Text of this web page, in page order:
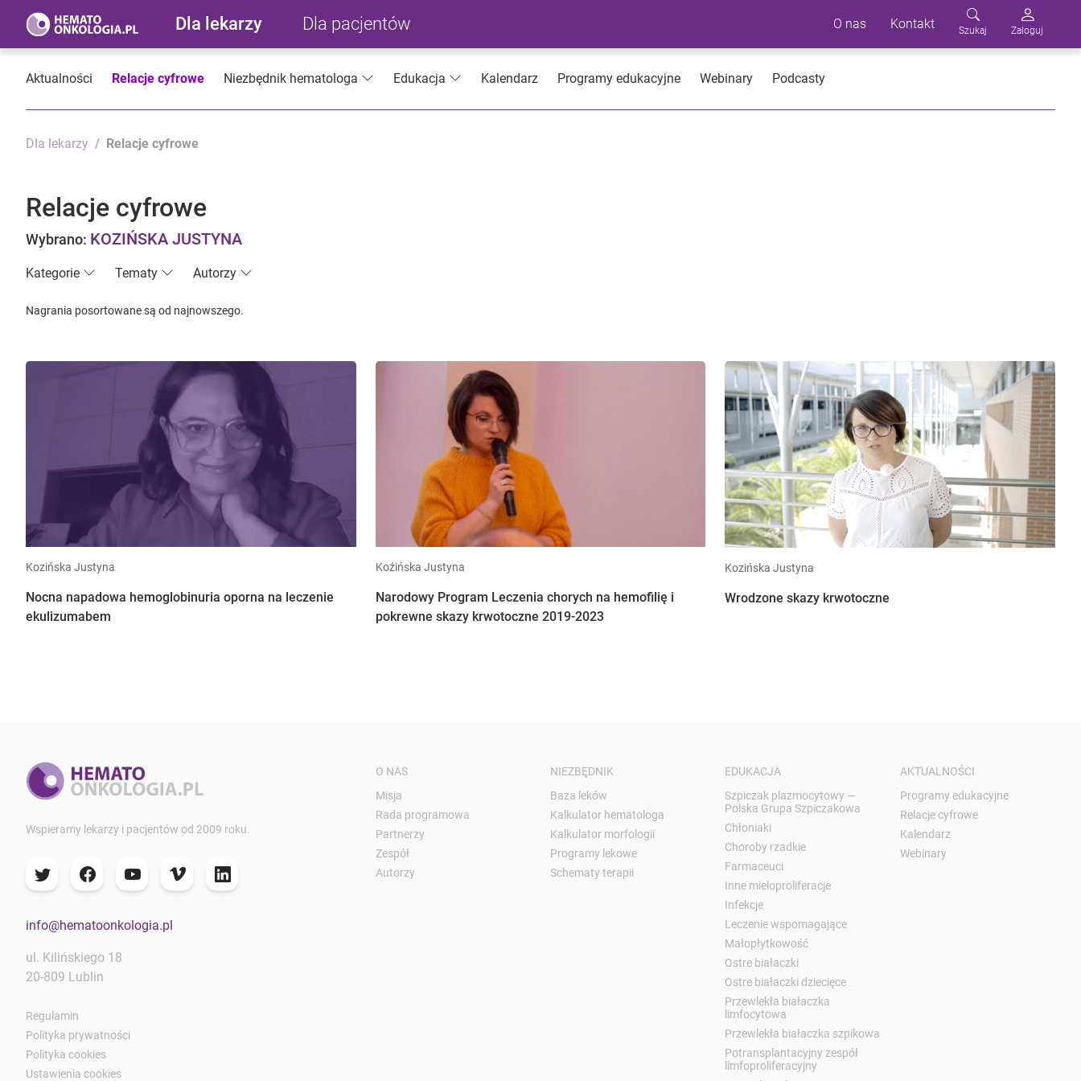
Dla lekarzy Dla pacjentów O nas Kontakt Szukaj Zaloguj
Aktualności Relacje cyfrowe Niezbędnik hematologa Edukacja Kalendarz Programy edukacyjne Webinary Podcasty
Dla lekarzy Relacje cyfrowe
Relacje cyfrowe
Wybrano: KOZIŃSKA JUSTYNA
Kategorie Tematy Autorzy
Nagrania posortowane są od najnowszego.
Kozińska Justyna
Nocna napadowa hemoglobinuria oporna na leczenie
ekulizumabem
Koźińska Justyna
Narodowy Program Leczenia chorych na hemofilię i
pokrewne skazy krwotoczne 2019-2023
Kozińska Justyna
Wrodzone skazy krwotoczne
Wspieramy lekarzy i pacjentów od 2009 roku.
info@hematoonkologia.pl
ul. Kilińskiego 18
20-809 Lublin
Regulamin
Polityka prywatności
Polityka cookies
Ustawienia cookies
O NAS
Misja
Rada programowa
Partnerzy
Zespół
Autorzy
NIEZBĘDNIK
Baza leków
Kalkulator hematologa
Kalkulator morfologii
Programy lekowe
Schematy terapii
EDUKACJA
Szpiczak plazmocytowy —
Polska Grupa Szpiczakowa
Chłoniaki
Choroby rzadkie
Farmaceuci
Inne mieloproliferacje
Infekcje
Leczenie wspomagające
Małopłytkowość
Ostre białaczki
Ostre białaczki dziecięce
Przewlekła białaczka
limfocytowa
Przewlekła białaczka szpikowa
Potransplantacyjny zespół
limfoproliferacyjny
AKTUALNOŚCI
Programy edukacyjne
Relacje cyfrowe
Kalendarz
Webinary